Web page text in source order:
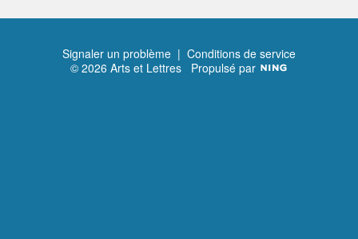
Signaler un problème | Conditions de service
© 2026 Arts et Lettres Propulsé par